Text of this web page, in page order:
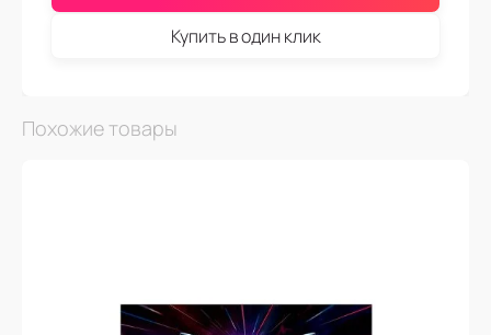
Купить в один клик
Похожие товары